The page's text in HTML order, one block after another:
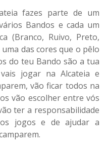
fazes parte de um
Bandos e cada um
(Branco, Ruivo, Preto,
das cores que o pêlo
do teu Bando são a tua
jogar na Alcateia e
vão ficar todos na
vão escolher entre vós
ter a responsabilidade
jogos e de ajudar a